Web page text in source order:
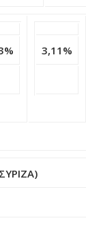
3,11%